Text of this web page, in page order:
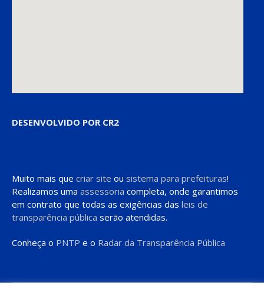
DESENVOLVIDO POR CR2
Muito mais que criar site ou sistema para prefeituras!
Realizamos uma assessoria completa, onde garantimos
em contrato que todas as exigências das leis de
transparência pública serão atendidas.
Conheça o PNTP e o Radar da Transparência Pública